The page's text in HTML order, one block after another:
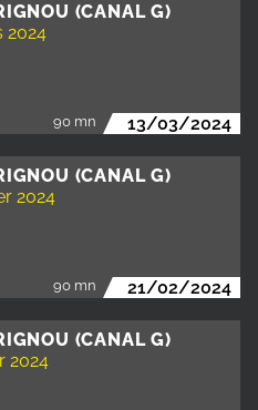
(CANAL G)
2024
90 mn 13/03/2024
(CANAL G)
2024
90 mn 21/02/2024
(CANAL G)
2024